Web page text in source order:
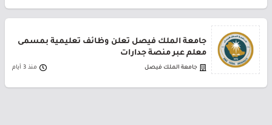
جامعة الملك فيصل تعلن وظائف تعليمية بمسمى
معلم عبر منصة جدارات
جامعة الملك فيصل منذ 3 أيام